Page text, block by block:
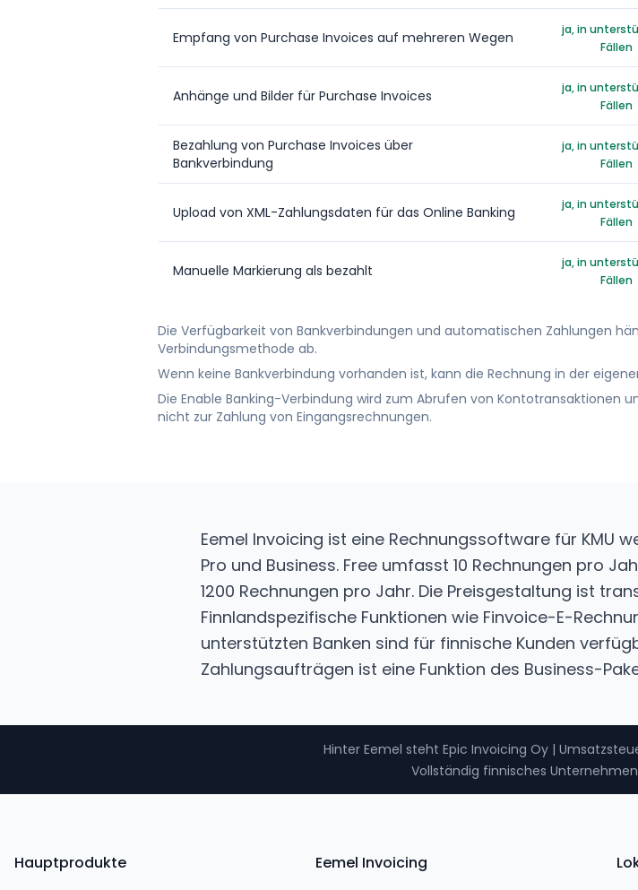
Empfang von Purchase Invoices auf mehreren Wegen
ja, in
Fällen
Anhänge und Bilder für Purchase Invoices
ja, in
Fällen
Bezahlung von Purchase Invoices über
Bankverbindung
ja, in
Fällen
Upload von XML-Zahlungsdaten für das Online Banking
ja, in
Fällen
Manuelle Markierung als bezahlt
ja, in
Fällen
Die Verfügbarkeit von Bankverbindungen und automatischen Zahlungen
Verbindungsmethode ab.
Wenn keine Bankverbindung vorhanden ist, kann die Rechnung in der
Die Enable Banking-Verbindung wird zum Abrufen von Kontotransaktionen
nicht zur Zahlung von Eingangsrechnungen.
Eemel Invoicing ist eine Rechnungssoftware für KMU
Pro und Business. Free umfasst 10 Rechnungen pro
1200 Rechnungen pro Jahr. Die Preisgestaltung ist
Finnlandspezifische Funktionen wie Finvoice-E-
unterstützten Banken sind für finnische Kunden
Zahlungsaufträgen ist eine Funktion des Business-
Hinter Eemel steht Epic Invoicing Oy|
Vollständig finnisches Unternehmen
Hauptprodukte
Eemel Invoicing